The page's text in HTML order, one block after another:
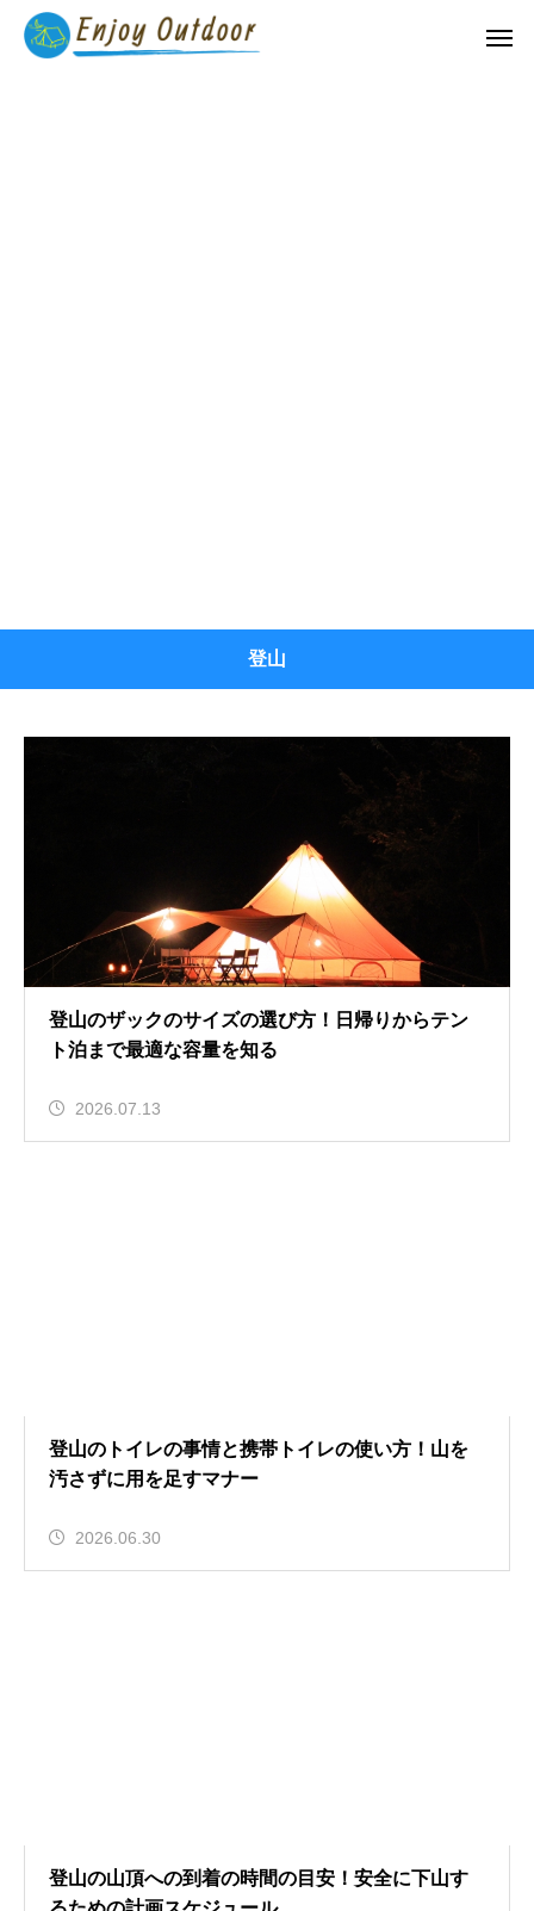
登山
登山のザックのサイズの選び方！日帰りからテン
ト泊まで最適な容量を知る
2026.07.13
登山のトイレの事情と携帯トイレの使い方！山を
汚さずに用を足すマナー
2026.06.30
登山の山頂への到着の時間の目安！安全に下山す